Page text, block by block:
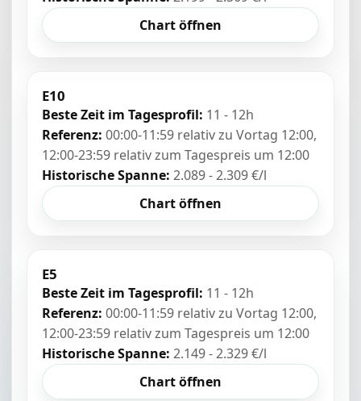
Chart öffnen
E10
Beste Zeit im Tagesprofil: 11 - 12h
Referenz: 00:00-11:59 relativ zu Vortag 12:00,
12:00-23:59 relativ zum Tagespreis um 12:00
Historische Spanne: 2.089 - 2.309 €/l
Chart öffnen
E5
Beste Zeit im Tagesprofil: 11 - 12h
Referenz: 00:00-11:59 relativ zu Vortag 12:00,
12:00-23:59 relativ zum Tagespreis um 12:00
Historische Spanne: 2.149 - 2.329 €/l
Chart öffnen